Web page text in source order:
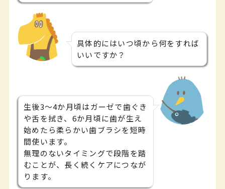
具体的にはいつ頃から何をすれば
いいですか？
生後3〜4か月頃はガーゼで歯ぐき
や舌を拭き、6か月頃に歯が生え
始めたら柔らかい歯ブラシを短時
間使います。
無理のないタイミングで段階を踏
むことが、長く続くケアにつなが
ります。